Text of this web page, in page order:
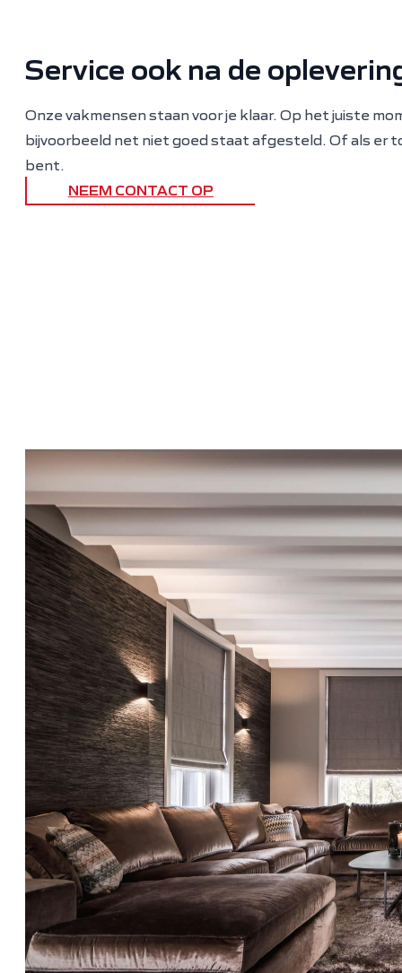
Service ook na de
Onze vakmensen staan voor je klaar. Op het juiste
bijvoorbeeld net niet goed staat afgesteld. Of als er
bent.
NEEM CONTACT OP